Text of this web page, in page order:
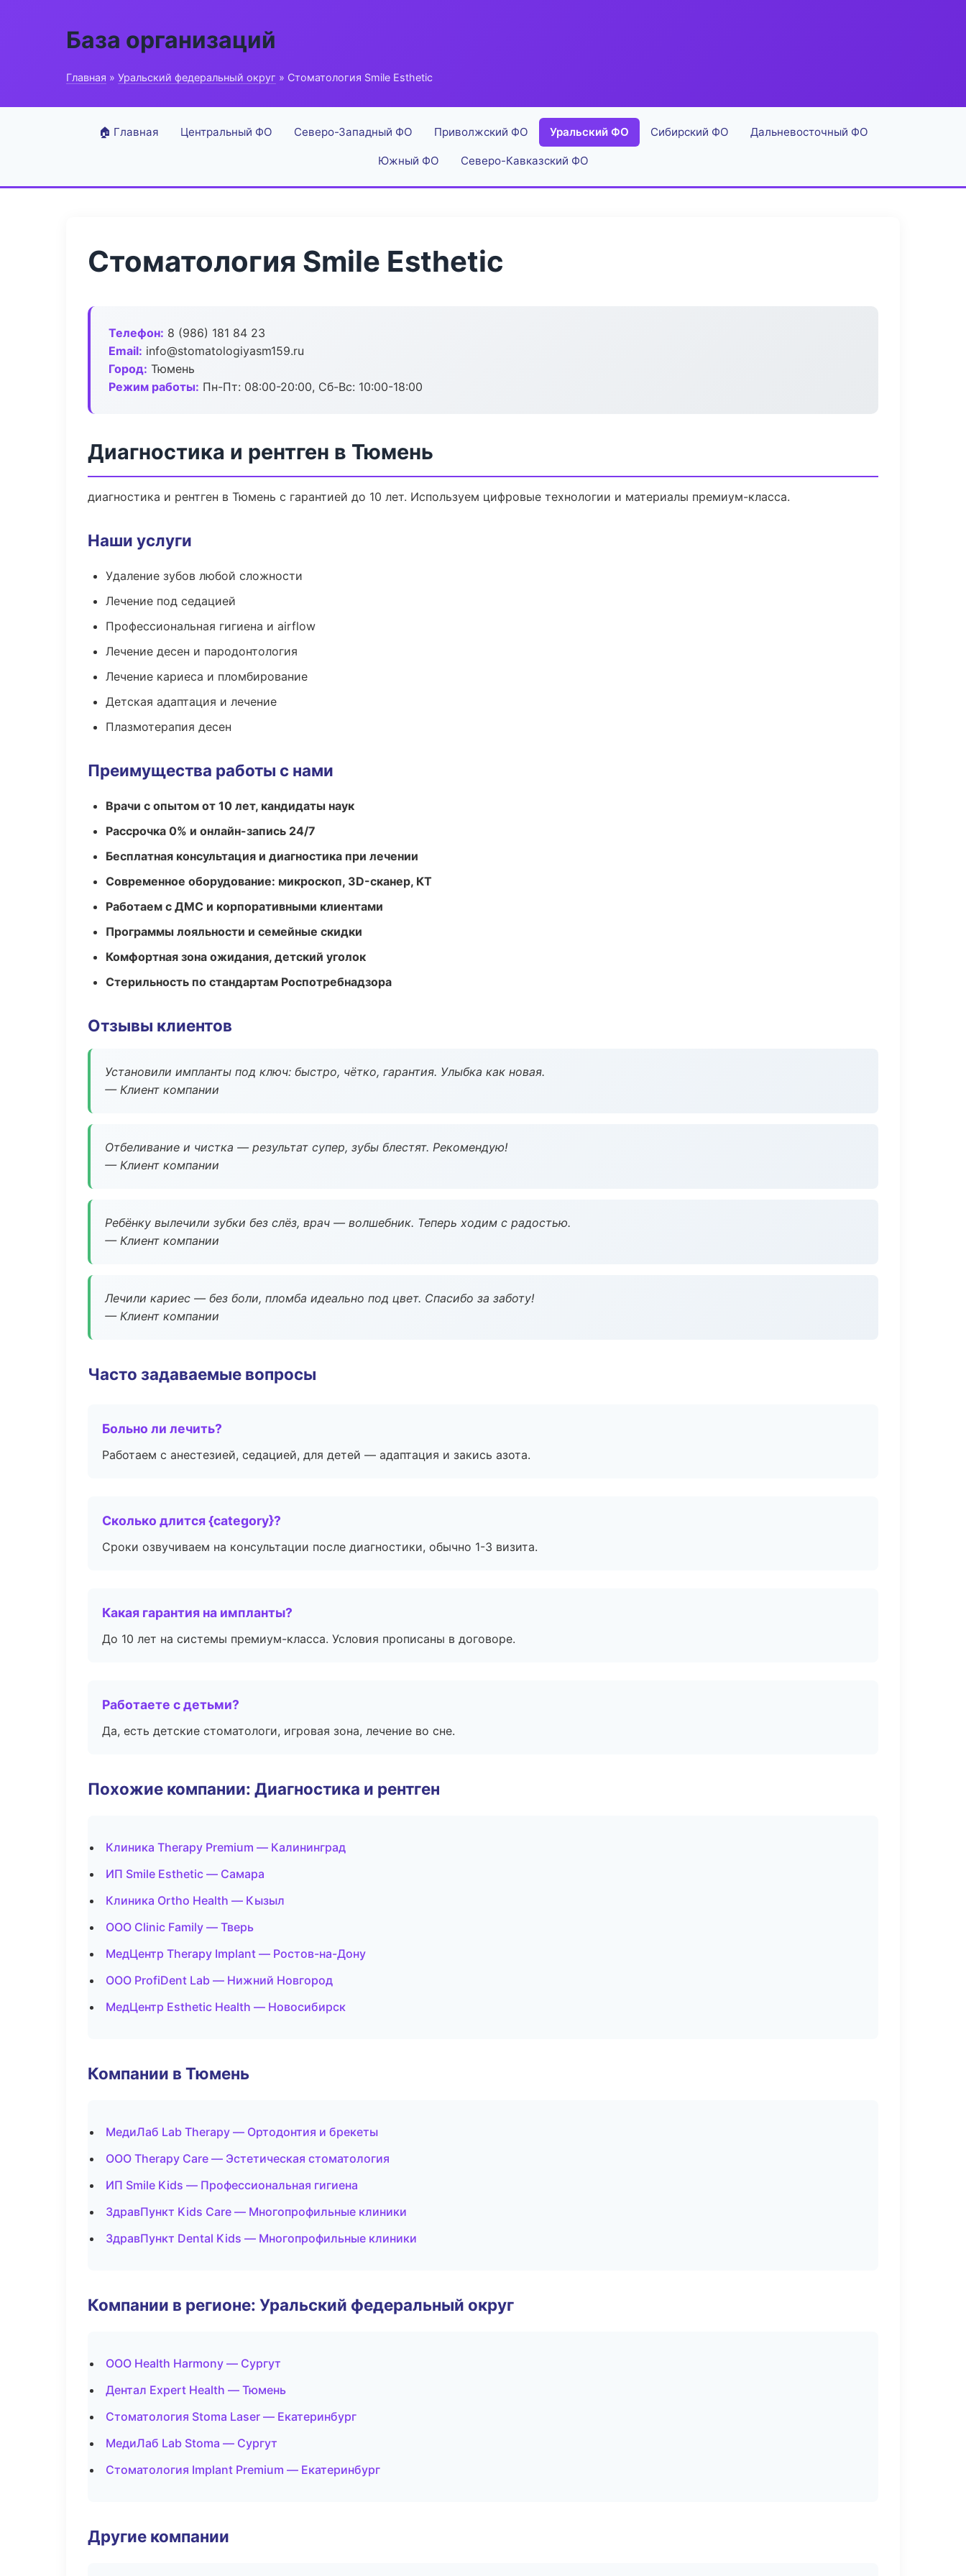
База организаций
Главная » Уральский федеральный округ » Стоматология Smile Esthetic
🏠 Главная Центральный ФО Северо-Западный ФО Приволжский ФО Уральский ФО Сибирский ФО Дальневосточный ФО
Южный ФО Северо-Кавказский ФО
Стоматология Smile Esthetic
Телефон: 8 (986) 181 84 23
Email: info@stomatologiyasm159.ru
Город: Тюмень
Режим работы: Пн-Пт: 08:00-20:00, Сб-Вс: 10:00-18:00
Диагностика и рентген в Тюмень
диагностика и рентген в Тюмень с гарантией до 10 лет. Используем цифровые технологии и материалы премиум-класса.
Наши услуги
Удаление зубов любой сложности
Лечение под седацией
Профессиональная гигиена и airflow
Лечение десен и пародонтология
Лечение кариеса и пломбирование
Детская адаптация и лечение
Плазмотерапия десен
Преимущества работы с нами
Врачи с опытом от 10 лет, кандидаты наук
Рассрочка 0% и онлайн-запись 24/7
Бесплатная консультация и диагностика при лечении
Современное оборудование: микроскоп, 3D-сканер, КТ
Работаем с ДМС и корпоративными клиентами
Программы лояльности и семейные скидки
Комфортная зона ожидания, детский уголок
Стерильность по стандартам Роспотребнадзора
Отзывы клиентов
Установили импланты под ключ: быстро, чётко, гарантия. Улыбка как новая.
— Клиент компании
Отбеливание и чистка — результат супер, зубы блестят. Рекомендую!
— Клиент компании
Ребёнку вылечили зубки без слёз, врач — волшебник. Теперь ходим с радостью.
— Клиент компании
Лечили кариес — без боли, пломба идеально под цвет. Спасибо за заботу!
— Клиент компании
Часто задаваемые вопросы
Больно ли лечить?
Работаем с анестезией, седацией, для детей — адаптация и закись азота.
Сколько длится {category}?
Сроки озвучиваем на консультации после диагностики, обычно 1-3 визита.
Какая гарантия на импланты?
До 10 лет на системы премиум-класса. Условия прописаны в договоре.
Работаете с детьми?
Да, есть детские стоматологи, игровая зона, лечение во сне.
Похожие компании: Диагностика и рентген
Клиника Therapy Premium — Калининград
ИП Smile Esthetic — Самара
Клиника Ortho Health — Кызыл
ООО Clinic Family — Тверь
МедЦентр Therapy Implant — Ростов-на-Дону
ООО ProfiDent Lab — Нижний Новгород
МедЦентр Esthetic Health — Новосибирск
Компании в Тюмень
МедиЛаб Lab Therapy — Ортодонтия и брекеты
ООО Therapy Care — Эстетическая стоматология
ИП Smile Kids — Профессиональная гигиена
ЗдравПункт Kids Care — Многопрофильные клиники
ЗдравПункт Dental Kids — Многопрофильные клиники
Компании в регионе: Уральский федеральный округ
ООО Health Harmony — Сургут
Дентал Expert Health — Тюмень
Стоматология Stoma Laser — Екатеринбург
МедиЛаб Lab Stoma — Сургут
Стоматология Implant Premium — Екатеринбург
Другие компании